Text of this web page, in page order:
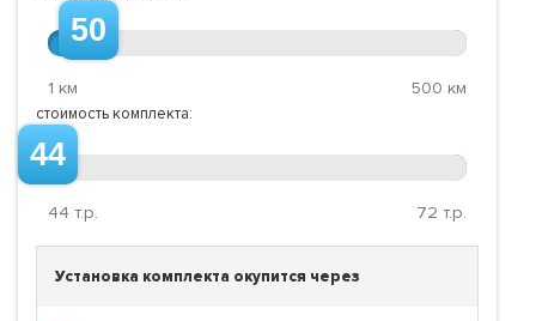
50
1 км 500 км
стоимость комплекта:
44
44 т.р. 72 т.р.
Установка комплекта окупится через